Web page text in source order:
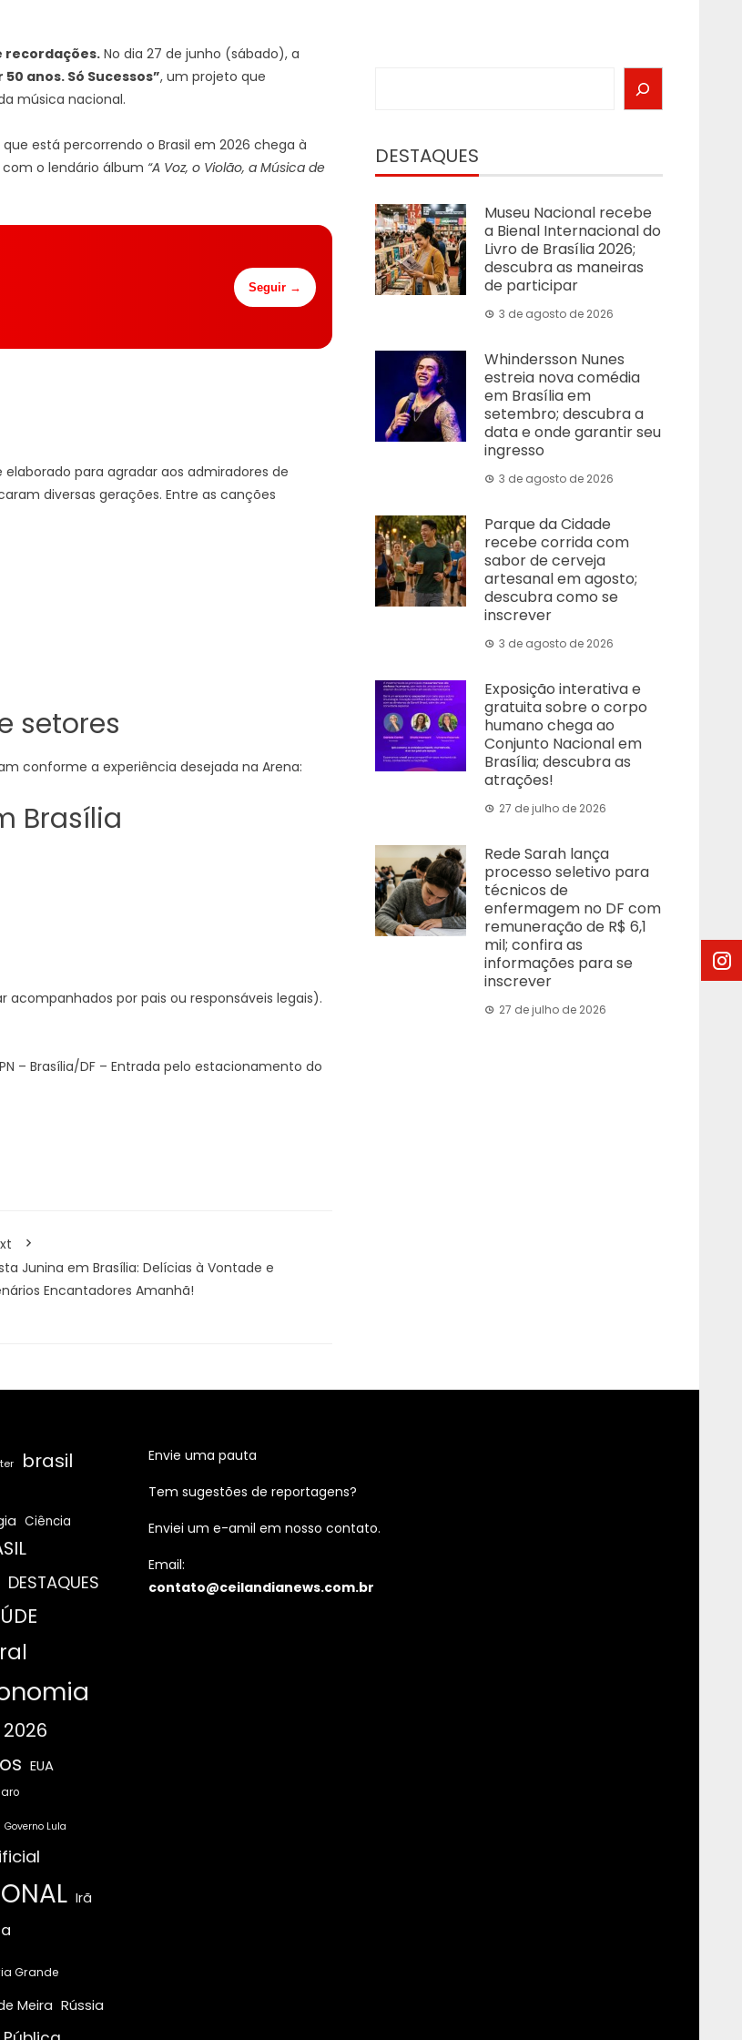
recordações. No dia 27 de junho (sábado), a
anos. Só Sucessos”, um projeto que
música nacional.
está percorrendo o Brasil em 2026 chega à
o lendário álbum “A Voz, o Violão, a Música de
Seguir →
para agradar aos admiradores de
diversas gerações. Entre as canções
setores
conforme a experiência desejada na Arena:
Brasília
acompanhados por pais ou responsáveis legais).
– Brasília/DF – Entrada pelo estacionamento do
Junina em Brasília: Delícias à Vontade e
Encantadores Amanhã!
DESTAQUES
Museu Nacional recebe
a Bienal Internacional do
Livro de Brasília 2026;
descubra as maneiras
de participar
3 de agosto de 2026
Whindersson Nunes
estreia nova comédia
em Brasília em
setembro; descubra a
data e onde garantir seu
ingresso
3 de agosto de 2026
Parque da Cidade
recebe corrida com
sabor de cerveja
artesanal em agosto;
descubra como se
inscrever
3 de agosto de 2026
Exposição interativa e
gratuita sobre o corpo
humano chega ao
Conjunto Nacional em
Brasília; descubra as
atrações!
27 de julho de 2026
Rede Sarah lança
processo seletivo para
técnicos de
enfermagem no DF com
remuneração de R$ 6,1
mil; confira as
informações para se
inscrever
27 de julho de 2026
brasil
Ciência
DESTAQUES
EUA
Governo Lula
Irã
Grande
Meira Rússia
Envie uma pauta
Tem sugestões de reportagens?
Enviei um e-amil em nosso contato.
Email:
contato@ceilandianews.com.br